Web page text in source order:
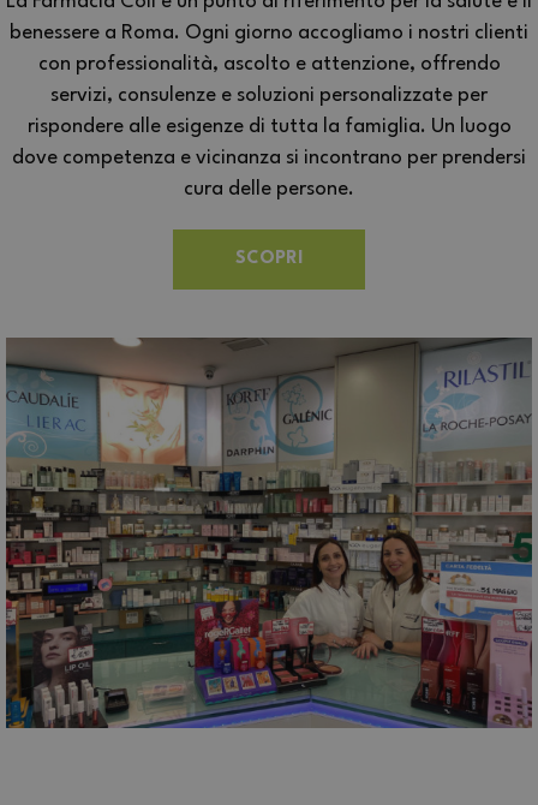
benessere a Roma. Ogni giorno accogliamo i nostri clienti
con professionalità, ascolto e attenzione, offrendo
servizi, consulenze e soluzioni personalizzate per
rispondere alle esigenze di tutta la famiglia. Un luogo
dove competenza e vicinanza si incontrano per prendersi
cura delle persone.
SCOPRI